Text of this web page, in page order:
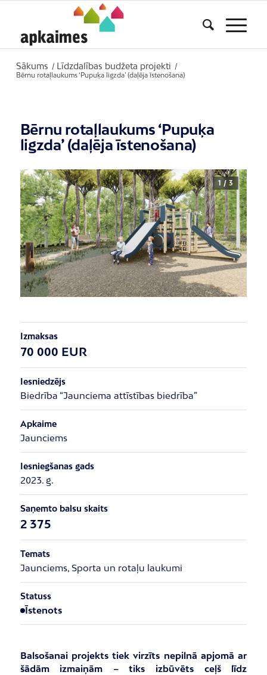
Sākums / Līdzdalības budžeta projekti
/
Bērnu rotaļlaukums ‘Pupuķa ligzda’ (daļēja īstenošana)
Bērnu rotaļlaukums ‘Pupuķa
ligzda’ (daļēja īstenošana)
1 / 3
Izmaksas
70 000 EUR
Iesniedzējs
Biedrība “Jaunciema attīstības biedrība”
Apkaime
Jaunciems
Iesniegšanas gads
2023. g.
Saņemto balsu skaits
2 375
Temats
Jaunciems, Sporta un rotaļu laukumi
Statuss
Īstenots
Balsošanai projekts tiek virzīts nepilnā apjomā ar
šādām izmaiņām – tiks izbūvēts ceļš līdz